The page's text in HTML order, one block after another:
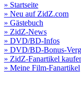
» Startseite
» Neu auf ZidZ.com
» Gästebuch
» ZidZ-News
» DVD/BD-Infos
» DVD/BD-Bonus-
» ZidZ-Fanartikel
» Meine Film-Fanartikel